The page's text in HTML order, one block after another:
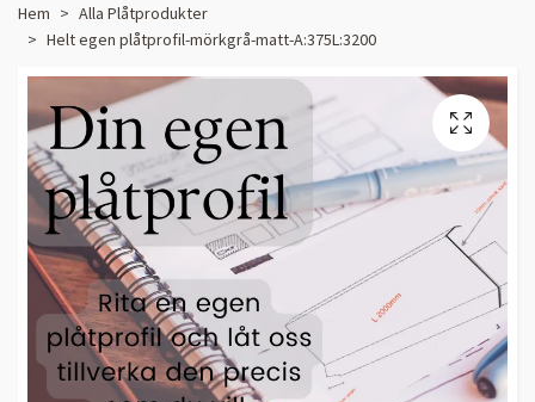
Hem
Alla Plåtprodukter
Helt egen plåtprofil-mörkgrå-matt-A:375L:3200